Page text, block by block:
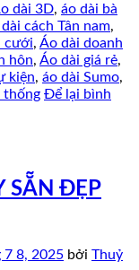
dài 3D, áo dài bà
cách Tân nam,
cưới, Áo dài doanh
hôn, Áo dài giá rẻ,
kiện, áo dài Sumo,
thống Để lại bình
SẴN ĐẸP
7 8, 2025 bởi Thuỷ